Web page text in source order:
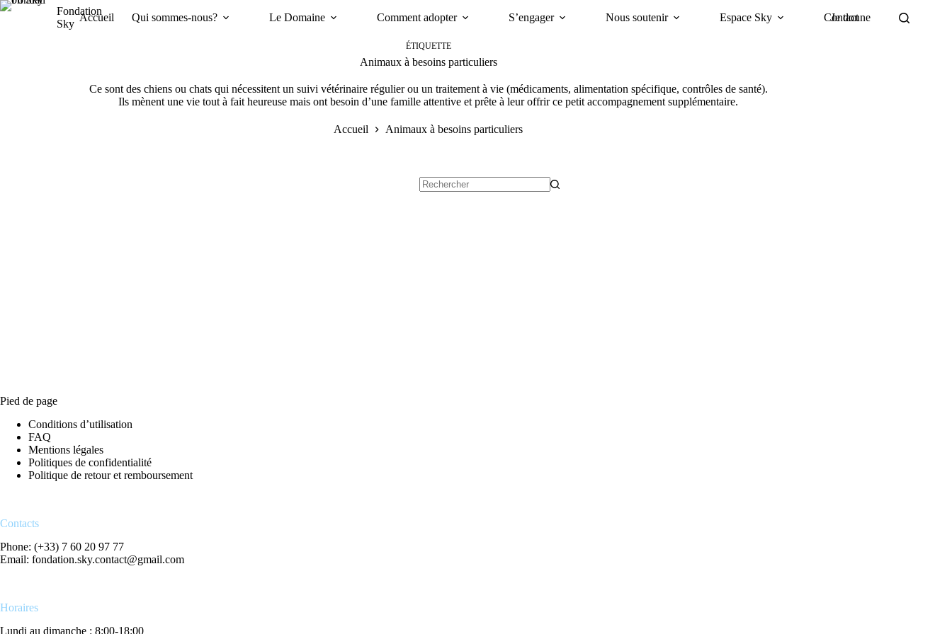
Passer
Fondation
Sky
Accueil Qui sommes-nous? Le Domaine Comment adopter S’engager Nous soutenir Espace Sky Contact
Je donne
ÉTIQUETTE
Animaux à besoins particuliers
Ce sont des chiens ou chats qui nécessitent un suivi vétérinaire régulier ou un traitement à vie (médicaments, alimentation spécifique, contrôles de santé).
Ils mènent une vie tout à fait heureuse mais ont besoin d’une famille attentive et prête à leur offrir ce petit accompagnement supplémentaire.
Accueil Animaux à besoins particuliers
Pied de page
Conditions d’utilisation
FAQ
Mentions légales
Politiques de confidentialité
Politique de retour et remboursement
Contacts
Phone: (+33) 7 60 20 97 77
Email: fondation.sky.contact@gmail.com
Horaires
Lundi au dimanche : 8:00-18:00